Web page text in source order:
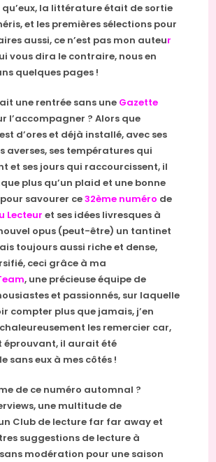
la littérature était de sortie
et les premières sélections pour
aussi, ce n’est pas mon auteur
vous dira le contraire, nous en
quelques pages !
une rentrée sans une Gazette
l’accompagner ? Alors que
d’ores et déjà installé, avec ses
averses, ses températures qui
et ses jours qui raccourcissent, il
plus qu’un plaid et une bonne
savourer ce32ème numéro de
Lecteur et ses idées livresques à
opus (peut-être) un tantinet
toujours aussi riche et dense,
ceci grâce à ma
, une précieuse équipe de
et passionnés, sur laquelle
compter plus que jamais, j’en
les remercier car,
éprouvant, il aurait été
sans eux à mes côtés !
de ce numéro automnal ?
une multitude de
Club de lecture far far away et
suggestions de lecture à
modération pour une saison